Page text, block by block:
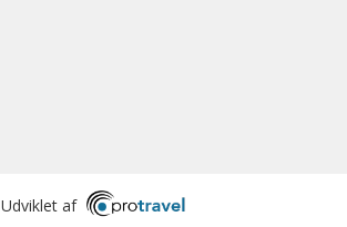
Udviklet af